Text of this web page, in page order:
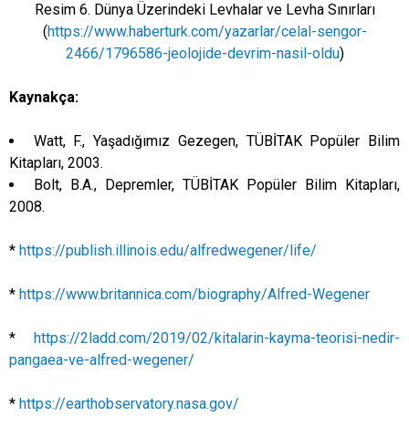
Resim 6. Dünya Üzerindeki Levhalar ve Levha Sınırları
(https://www.haberturk.com/yazarlar/celal-sengor-
2466/1796586-jeolojide-devrim-nasil-oldu)
Kaynakça:
Watt, F., Yaşadığımız Gezegen, TÜBİTAK Popüler Bilim
Kitapları, 2003.
Bolt, B.A., Depremler, TÜBİTAK Popüler Bilim Kitapları,
2008.
* https://publish.illinois.edu/alfredwegener/life/
* https://www.britannica.com/biography/Alfred-Wegener
*
https://2ladd.com/2019/02/kitalarin-kayma-teorisi-nedir-
pangaea-ve-alfred-wegener/
* https://earthobservatory.nasa.gov/